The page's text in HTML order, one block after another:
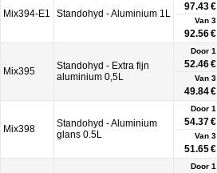
Mix394-E1 Standohyd - Aluminium 1L
97.43 €
Van 3
92.56 €
Mix395
Standohyd - Extra fijn
aluminium 0,5L
Door 1
52.46 €
Van 3
49.84 €
Mix398
Standohyd - Aluminium
glans 0.5L
Door 1
54.37 €
Van 3
51.65 €
Door 1